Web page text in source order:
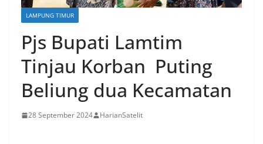
LAMPUNG TIMUR
Pjs Bupati Lamtim
Tinjau Korban Puting
Beliung dua Kecamatan
28 September 2024 HarianSatelit